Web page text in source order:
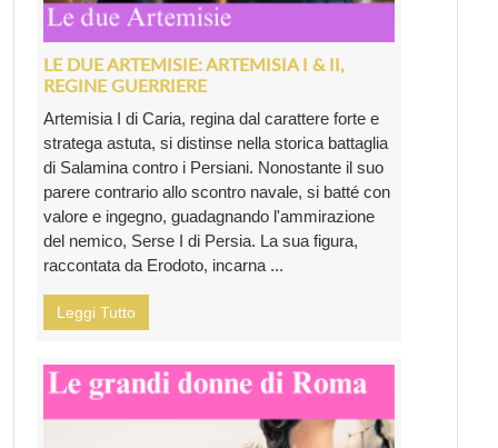
LE DUE ARTEMISIE: ARTEMISIA I & II,
REGINE GUERRIERE
Artemisia I di Caria, regina dal carattere forte e
stratega astuta, si distinse nella storica battaglia
di Salamina contro i Persiani. Nonostante il suo
parere contrario allo scontro navale, si batté con
valore e ingegno, guadagnando l'ammirazione
del nemico, Serse I di Persia. La sua figura,
raccontata da Erodoto, incarna ...
Leggi Tutto